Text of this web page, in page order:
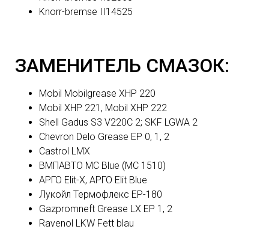
Knorr-bremse II14525
ЗАМЕНИТЕЛЬ СМАЗОК:
Mobil Mobilgrease XHP 220
Mobil XHP 221, Mobil XHP 222
Shell Gadus S3 V220C 2; SKF LGWA 2
Chevron Delo Grease EP 0, 1, 2
Castrol LMX
ВМПАВТО MC Blue (МС 1510)
АРГО Elit-X, АРГО Elit Blue
Лукойл Термофлекс ЕР-180
Gazpromneft Grease LX EP 1, 2
Ravenol LKW Fett blau